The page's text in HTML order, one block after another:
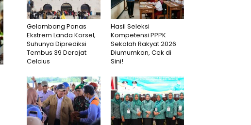
Gelombang Panas
Ekstrem Landa Korsel,
Suhunya Diprediksi
Tembus 39 Derajat
Celcius
Hasil Seleksi
Kompetensi PPPK
Sekolah Rakyat 2026
Diumumkan, Cek di
Sini!